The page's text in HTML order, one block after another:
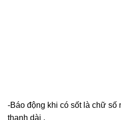
-Báo động khi có sốt là chữ số
thanh dài .